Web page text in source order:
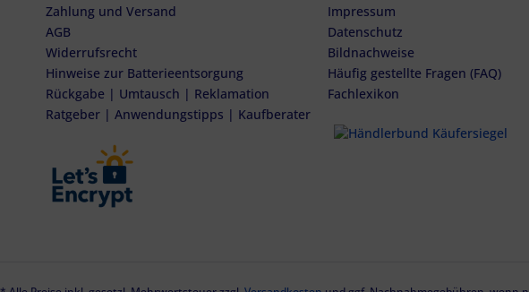
Zahlung und Versand
AGB
Widerrufsrecht
Hinweise zur Batterieentsorgung
Rückgabe | Umtausch | Reklamation
Ratgeber | Anwendungstipps | Kaufberater
Impressum
Datenschutz
Bildnachweise
Häufig gestellte Fragen (FAQ)
Fachlexikon